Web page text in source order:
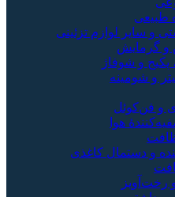
طبیعی
و سایر لوازم تزئینی
و گرمایش
پکیج و شوفاژ
و شومینه
و فن‌کوئل
هوا
و دستمال کاغذی
رخت‌آویز